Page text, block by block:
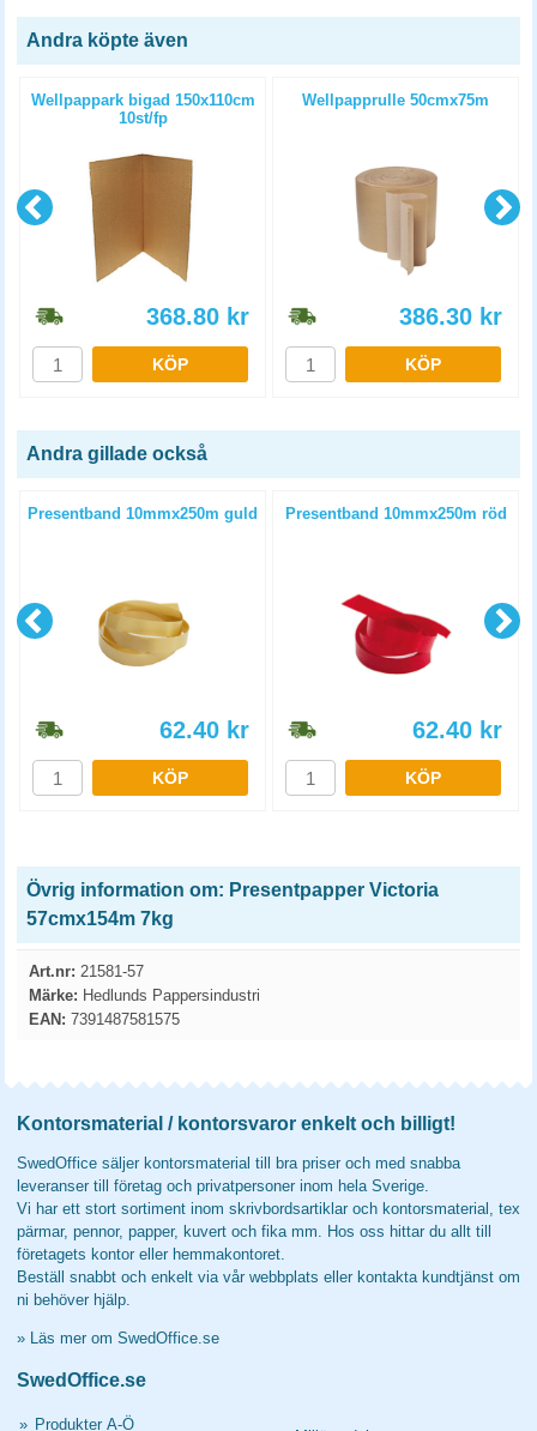
Andra köpte även
Wellpappark bigad 150x110cm
10st/fp
368.80 kr
KÖP
Wellpapprulle 50cmx75m
386.30 kr
KÖP
Andra gillade också
Presentband 10mmx250m guld
62.40 kr
KÖP
Presentband 10mmx250m röd
62.40 kr
KÖP
Övrig information om: Presentpapper Victoria
57cmx154m 7kg
Art.nr: 21581-57
Märke: Hedlunds Pappersindustri
EAN: 7391487581575
Kontorsmaterial / kontorsvaror enkelt och billigt!
SwedOffice säljer kontorsmaterial till bra priser och med snabba
leveranser till företag och privatpersoner inom hela Sverige.
Vi har ett stort sortiment inom skrivbordsartiklar och kontorsmaterial, tex
pärmar, pennor, papper, kuvert och fika mm. Hos oss hittar du allt till
företagets kontor eller hemmakontoret.
Beställ snabbt och enkelt via vår webbplats eller kontakta kundtjänst om
ni behöver hjälp.
» Läs mer om SwedOffice.se
SwedOffice.se
» Produkter A-Ö